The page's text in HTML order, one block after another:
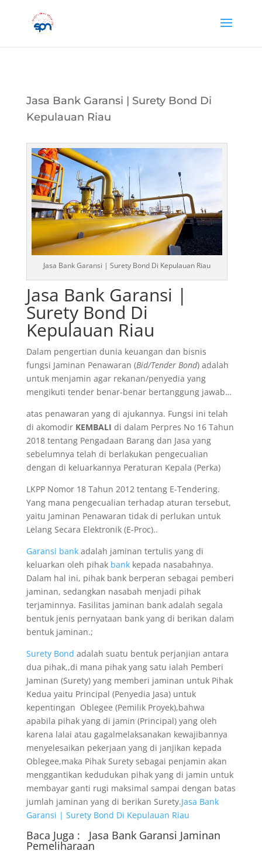
Jasa Bank Garansi | Surety Bond Di
Kepulauan Riau
Jasa Bank Garansi | Surety Bond Di Kepulauan Riau
Jasa Bank Garansi |
Surety Bond Di
Kepulauan Riau
Dalam pengertian dunia keuangan dan bisnis
fungsi Jaminan Penawaran (Bid/Tender Bond) adalah
untuk menjamin agar rekanan/penyedia yang
mengikuti tender benar-benar bertanggung jawab…
atas penawaran yang di ajukannya. Fungsi ini telah
di akomodir KEMBALI di dalam Perpres No 16 Tahun
2018 tentang Pengadaan Barang dan Jasa yang
sebelumnya telah di berlakukan pengecualian
dengan di keluarkannya Peraturan Kepala (Perka)
LKPP Nomor 18 Tahun 2012 tentang E-Tendering.
Yang mana pengecualian terhadap aturan tersebut,
yaitu Jaminan Penawaran tidak di perlukan untuk
Lelang Secara Elektronik (E-Proc)..
Garansi bankadalah jaminan tertulis yang di
keluarkan oleh pihak bankkepada nasabahnya.
Dalam hal ini, pihak bank berperan sebagai pemberi
jaminan, sedangkan nasabah menjadi pihak
terjaminnya. Fasilitas jaminan bank adalah segala
bentuk jenis pernyataan bank yang di berikan dalam
bentuk jaminan.;
Surety Bond adalah suatu bentuk perjanjian antara
dua pihak,,di mana pihak yang satu ialah Pemberi
Jaminan (Surety) yang memberi jaminan untuk Pihak
Kedua yaitu Principal (Penyedia Jasa) untuk
kepentingan Oblegee (Pemilik Proyek),bahwa
apabila pihak yang di jamin (Principal) yang oleh
karena lalai atau gagalmelaksanakan kewajibannya
menyelesaikan pekerjaan yang di janjikan kepada
Oblegee,maka Pihak Surety sebagai penjamin akan
menggantikan kedudukan pihak yang di jamin untuk
membayar ganti rugi maksimal sampai dengan batas
jumlah jaminan yang di berikan Surety.Jasa Bank
Garansi | Surety Bond Di Kepulauan Riau
Baca Juga : Jasa Bank Garansi Jaminan
Pemeliharaan